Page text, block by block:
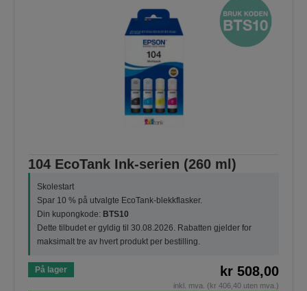
104 EcoTank Ink-serien (260 ml)
Skolestart
Spar 10 % på utvalgte EcoTank-blekkflasker.
Din kupongkode: BTS10
Dette tilbudet er gyldig til 30.08.2026. Rabatten gjelder for
maksimalt tre av hvert produkt per bestilling.
På lager kr 508,00
inkl. mva. (kr 406,40 uten mva.)